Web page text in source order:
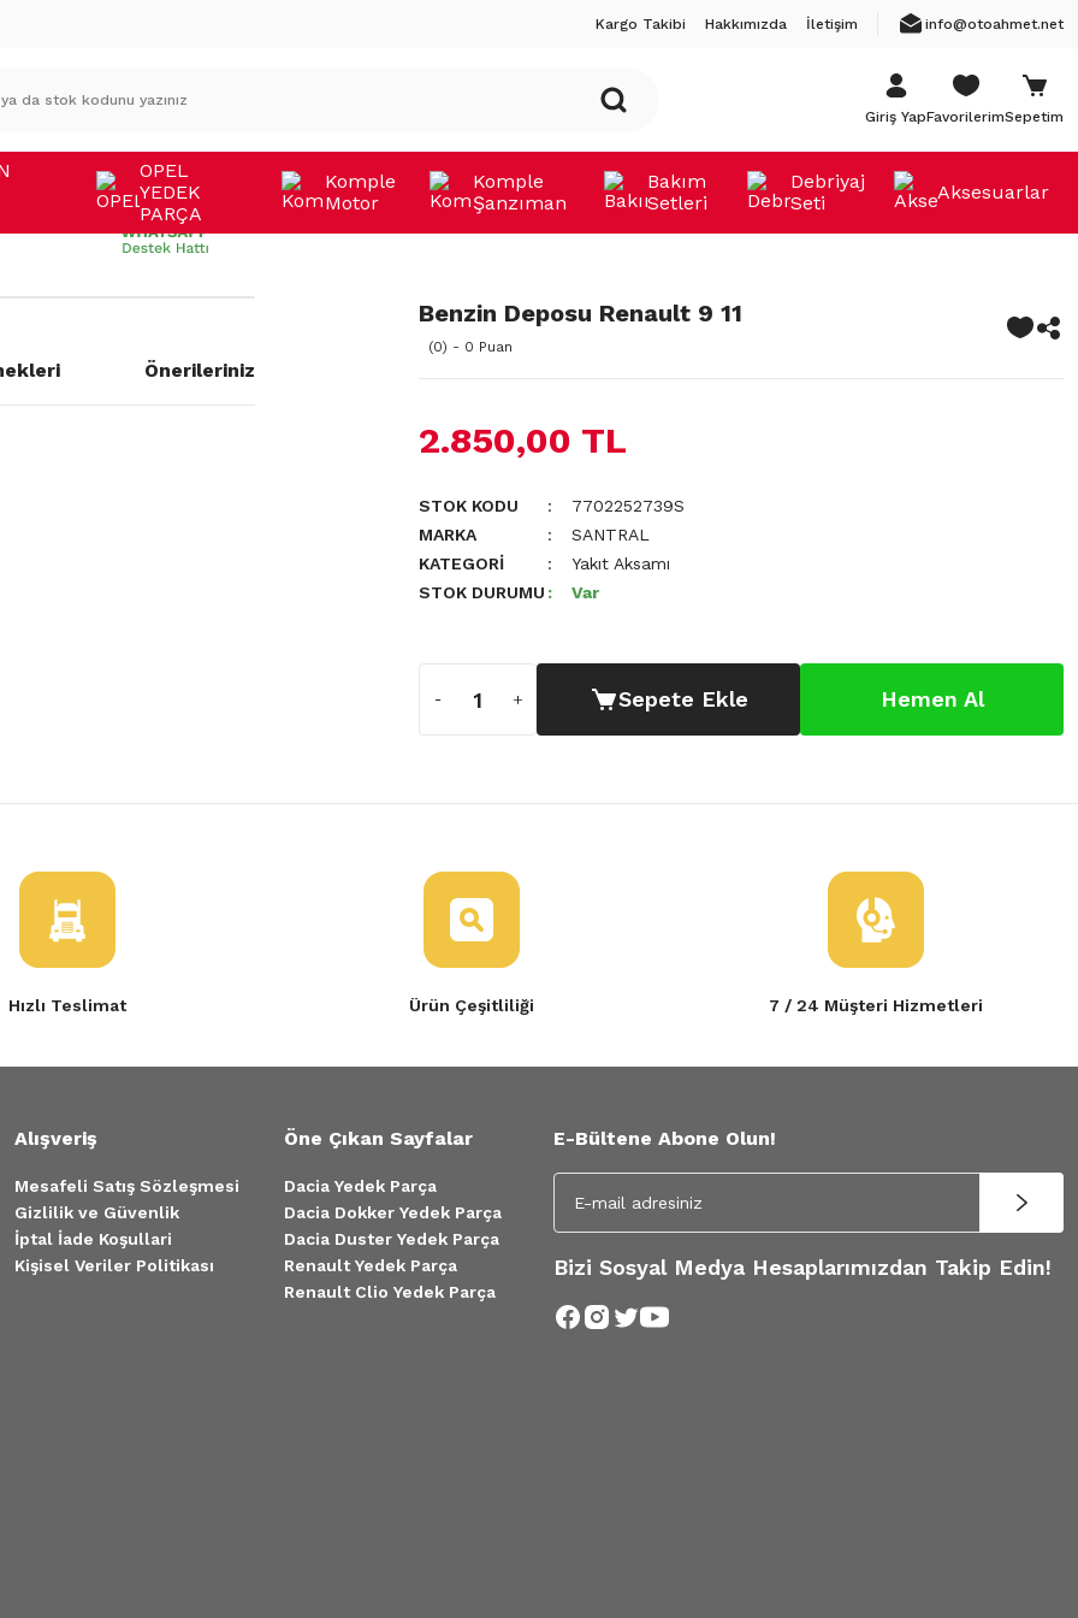
Kargo Takibi Hakkımızda İletişim info@otoahmet.net
Giriş YapFavorilerimSepetim
OPEL
YEDEK
PARÇA
Komple
Motor
Komple
Şanzıman
Bakım
Setleri
Debriyaj
Seti
Aksesuarlar
Önerileriniz
Benzin Deposu Renault 9 11
(0) - 0 Puan
2.850,00 TL
STOK KODU
7702252739S
MARKA
SANTRAL
KATEGORI
Yakıt Aksamı
STOK DURUMU
Var
Sepete Ekle Hemen Al
Hızlı Teslimat Ürün Çeşitliliği 7 / 24 Müşteri Hizmetleri
Alışveriş
Mesafeli Satış Sözleşmesi
Gizlilik ve Güvenlik
İptal İade Koşullari
Kişisel Veriler Politikası
Öne Çıkan Sayfalar
Dacia Yedek Parça
Dacia Dokker Yedek Parça
Dacia Duster Yedek Parça
Renault Yedek Parça
Renault Clio Yedek Parça
E-Bültene Abone Olun!
Bizi Sosyal Medya Hesaplarımızdan Takip Edin!